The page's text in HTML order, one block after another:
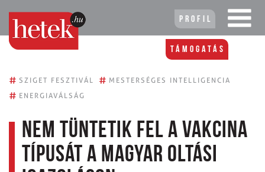
Profil
Támogatás
# SZIGET FESZTIVÁL # MESTERSÉGES INTELLIGENCIA
# ENERGIAVÁLSÁG
Nem tüntetik fel a vakcina
típusát a magyar oltási